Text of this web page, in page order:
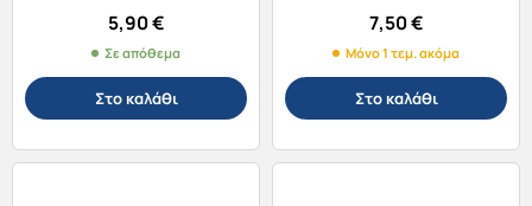
5,90€
Σε απόθεμα
Στο καλάθι
7,50€
Μόνο 1 τεμ. ακόμα
Στο καλάθι